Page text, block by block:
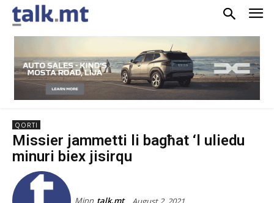
QORTI
Missier jammetti li bagħat ‘l uliedu
minuri biex jisirqu
Minn talk.mt August 2, 2021